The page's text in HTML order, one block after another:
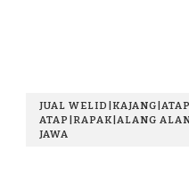
JUAL
ATAP|RAPAK|ALANG
JAWA